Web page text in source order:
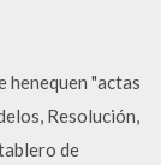
"actas
Resolución,
de